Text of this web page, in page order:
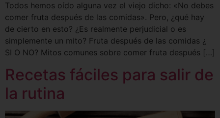
Todos hemos oído alguna vez el viejo dicho: «No debes
comer fruta después de las comidas». Pero, ¿qué hay
de cierto en esto? ¿Es realmente perjudicial o es
simplemente un mito? Fruta después de las comidas ¿
SI O NO? Mitos comunes sobre comer fruta después […]
Recetas fáciles para salir de
la rutina